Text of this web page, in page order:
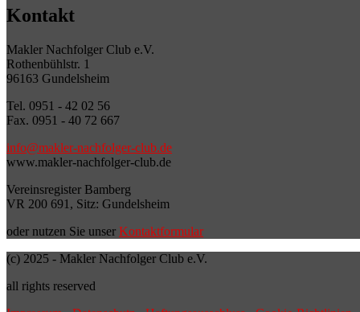
Kontakt
Makler Nachfolger Club e.V.
Rothenbühlstr. 1
96163 Gundelsheim
Tel. 0951 - 42 02 56
Fax. 0951 - 40 72 667
info@makler-nachfolger-club.de
www.makler-nachfolger-club.de
Vereinsregister Bamberg
VR 200 691, Sitz: Gundelsheim
oder nutzen Sie unser Kontaktformular
(c) 2025 - Makler Nachfolger Club e.V.
all rights reserved